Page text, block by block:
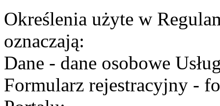
Określenia użyte w
oznaczają:
Dane - dane osobowe
Formularz rejestracyjny -